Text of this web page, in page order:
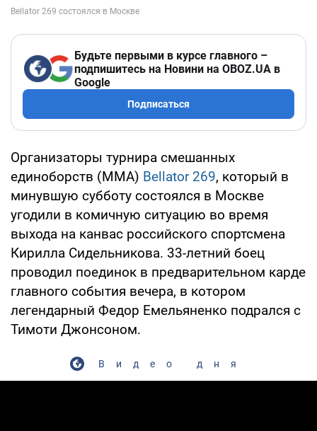
Будьте первыми в курсе главного –
подпишитесь на Новини на OBOZ.UA в
Google
Подписаться
Организаторы турнира смешанных
единоборств (ММА) Bellator 269, который в
минувшую субботу состоялся в Москве
угодили в комичную ситуацию во время
выхода на канвас российского спортсмена
Кирилла Сидельникова. 33-летний боец
проводил поединок в предварительном карде
главного события вечера, в котором
легендарный Федор Емельяненко подрался с
Тимоти Джонсоном.
Видео дня